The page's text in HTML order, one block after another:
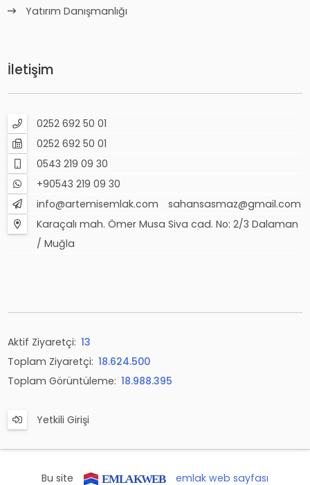
Yatırım Danışmanlığı
İletişim
0252 692 50 01
0252 692 50 01
0543 219 09 30
+90543 219 09 30
info@artemisemlak.com
sahansasmaz@gmail.com
Karaçalı mah. Ömer Musa Siva cad. No: 2/3 Dalaman
/ Muğla
Aktif Ziyaretçi: 13
Toplam Ziyaretçi: 18.624.500
Toplam Görüntüleme: 18.988.395
Yetkili Girişi
Bu site emlak web sayfası